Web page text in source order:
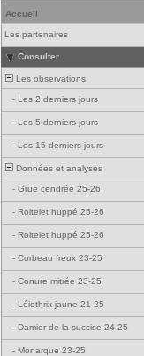
Accueil
Les partenaires
Consulter
Les observations
- Les 2 derniers jours
- Les 5 derniers jours
- Les 15 derniers jours
Données et analyses
- Grue cendrée 25-26
- Roitelet huppé 25-26
- Roitelet huppé 25-26
- Corbeau freux 23-25
- Conure mitrée 23-25
- Léiothrix jaune 21-25
- Damier de la succise 24-25
- Monarque 23-25